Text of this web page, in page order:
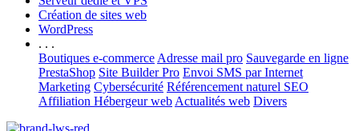
Création de sites web
WordPress
. . .
Boutiques e-commerce Adresse mail pro Sauvegarde en ligne
PrestaShop Site Builder Pro Envoi SMS par Internet
Marketing Cybersécurité Référencement naturel SEO
Affiliation Hébergeur web Actualités web Divers